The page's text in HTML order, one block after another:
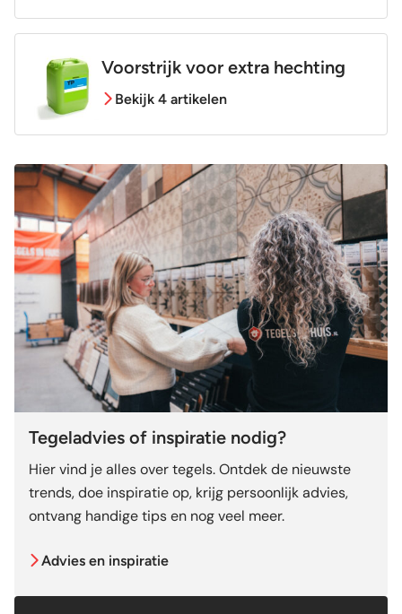
Voorstrijk voor extra hechting
Bekijk 4 artikelen
Tegeladvies of inspiratie nodig?
Hier vind je alles over tegels. Ontdek de nieuwste
trends, doe inspiratie op, krijg persoonlijk advies,
ontvang handige tips en nog veel meer.
Advies en inspiratie